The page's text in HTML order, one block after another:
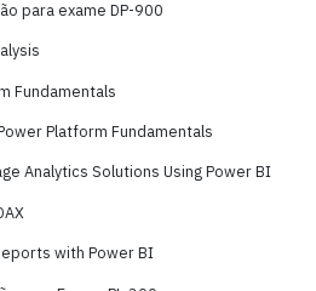
para exame DP-900
Fundamentals
Platform Fundamentals
Analytics Solutions Using Power BI
with Power BI